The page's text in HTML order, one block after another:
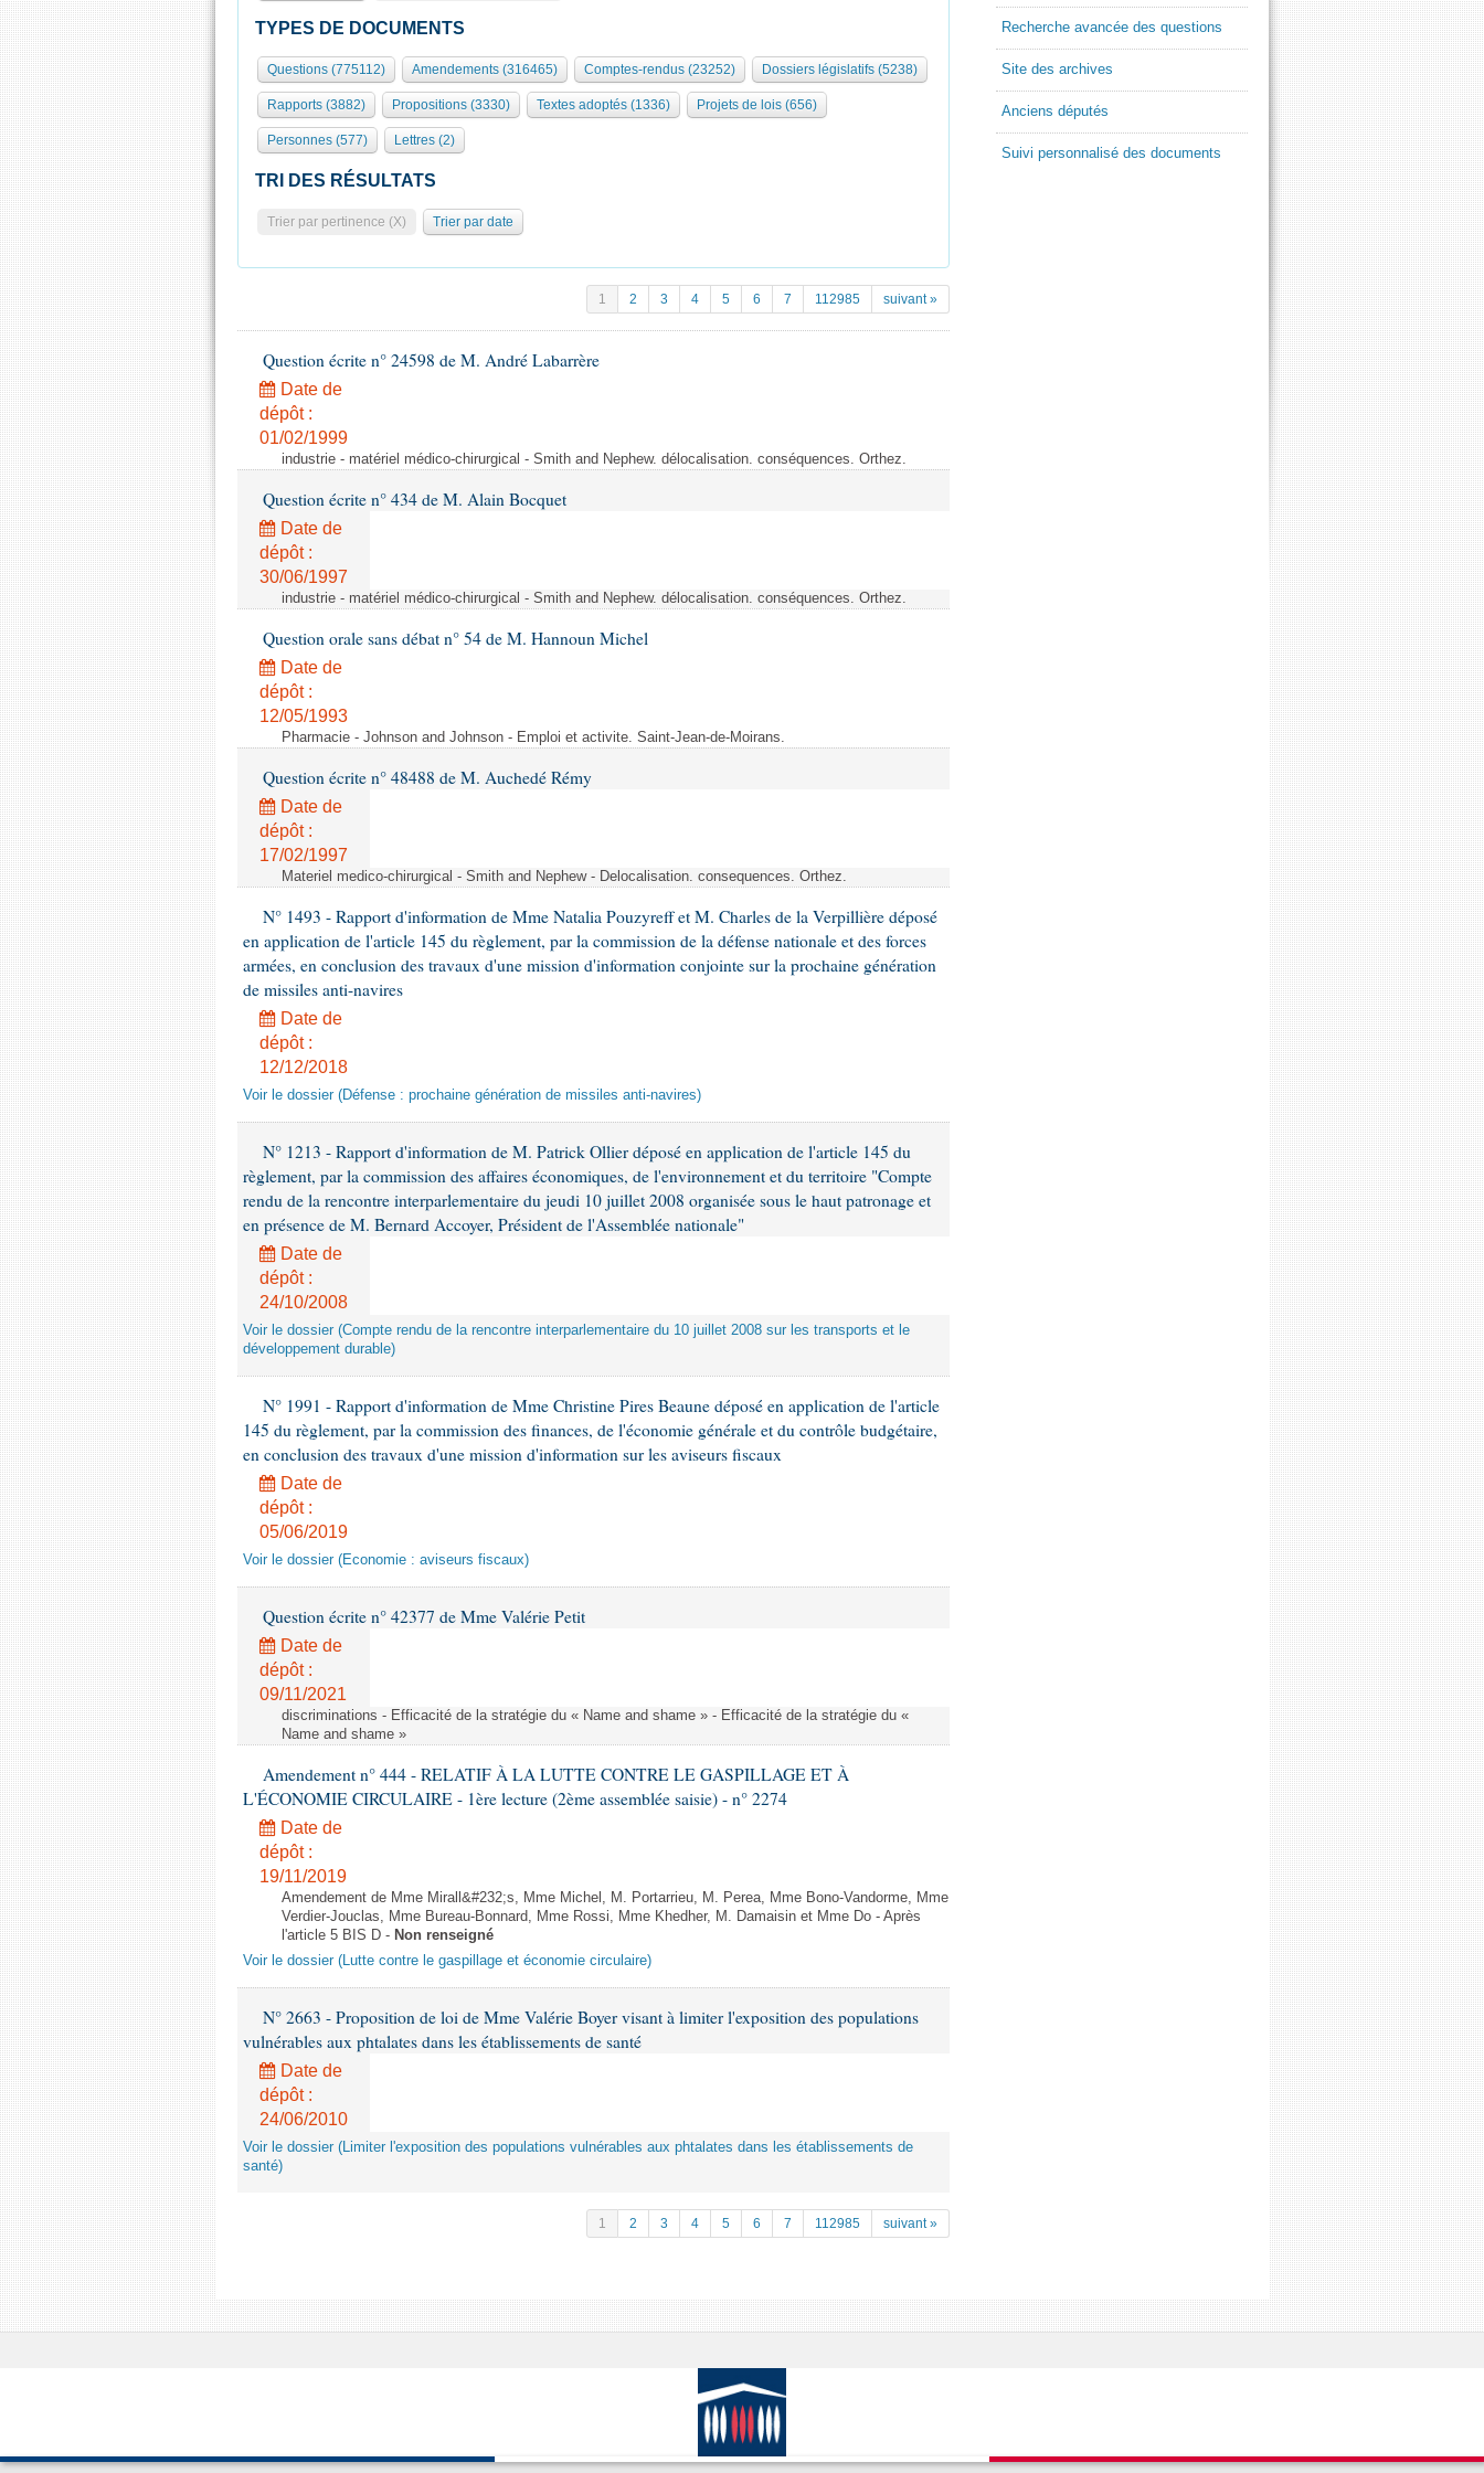
TYPES DE DOCUMENTS
Questions (775112) Amendements (316465) Comptes-rendus (23252) Dossiers législatifs (5238)
Rapports (3882) Propositions (3330) Textes adoptés (1336) Projets de lois (656)
Personnes (577) Lettres (2)
TRI DES RÉSULTATS
Trier par pertinence (X) Trier par date
1 2 3 4 5 6 7 112985 suivant »
Question écrite n° 24598 de M. André Labarrère
Date de
dépôt :
01/02/1999
industrie - matériel médico-chirurgical - Smith and Nephew. délocalisation. conséquences. Orthez.
Question écrite n° 434 de M. Alain Bocquet
Date de
dépôt :
30/06/1997
industrie - matériel médico-chirurgical - Smith and Nephew. délocalisation. conséquences. Orthez.
Question orale sans débat n° 54 de M. Hannoun Michel
Date de
dépôt :
12/05/1993
Pharmacie - Johnson and Johnson - Emploi et activite. Saint-Jean-de-Moirans.
Question écrite n° 48488 de M. Auchedé Rémy
Date de
dépôt :
17/02/1997
Materiel medico-chirurgical - Smith and Nephew - Delocalisation. consequences. Orthez.
N° 1493 - Rapport d'information de Mme Natalia Pouzyreff et M. Charles de la Verpillière déposé
en application de l'article 145 du règlement, par la commission de la défense nationale et des forces
armées, en conclusion des travaux d'une mission d'information conjointe sur la prochaine génération
de missiles anti-navires
Date de
dépôt :
12/12/2018
Voir le dossier (Défense : prochaine génération de missiles anti-navires)
N° 1213 - Rapport d'information de M. Patrick Ollier déposé en application de l'article 145 du
règlement, par la commission des affaires économiques, de l'environnement et du territoire "Compte
rendu de la rencontre interparlementaire du jeudi 10 juillet 2008 organisée sous le haut patronage et
en présence de M. Bernard Accoyer, Président de l'Assemblée nationale"
Date de
dépôt :
24/10/2008
Voir le dossier (Compte rendu de la rencontre interparlementaire du 10 juillet 2008 sur les transports et le
développement durable)
N° 1991 - Rapport d'information de Mme Christine Pires Beaune déposé en application de l'article
145 du règlement, par la commission des finances, de l'économie générale et du contrôle budgétaire,
en conclusion des travaux d'une mission d'information sur les aviseurs fiscaux
Date de
dépôt :
05/06/2019
Voir le dossier (Economie : aviseurs fiscaux)
Question écrite n° 42377 de Mme Valérie Petit
Date de
dépôt :
09/11/2021
discriminations - Efficacité de la stratégie du « Name and shame » - Efficacité de la stratégie du «
Name and shame »
Amendement n° 444 - RELATIF À LA LUTTE CONTRE LE GASPILLAGE ET À
L'ÉCONOMIE CIRCULAIRE - 1ère lecture (2ème assemblée saisie) - n° 2274
Date de
dépôt :
19/11/2019
Amendement de Mme Mirall&#232;s, Mme Michel, M. Portarrieu, M. Perea, Mme Bono-Vandorme, Mme
Verdier-Jouclas, Mme Bureau-Bonnard, Mme Rossi, Mme Khedher, M. Damaisin et Mme Do - Après
l'article 5 BIS D - Non renseigné
Voir le dossier (Lutte contre le gaspillage et économie circulaire)
N° 2663 - Proposition de loi de Mme Valérie Boyer visant à limiter l'exposition des populations
vulnérables aux phtalates dans les établissements de santé
Date de
dépôt :
24/06/2010
Voir le dossier (Limiter l'exposition des populations vulnérables aux phtalates dans les établissements de
santé)
1 2 3 4 5 6 7 112985 suivant »
Recherche avancée des questions
Site des archives
Anciens députés
Suivi personnalisé des documents